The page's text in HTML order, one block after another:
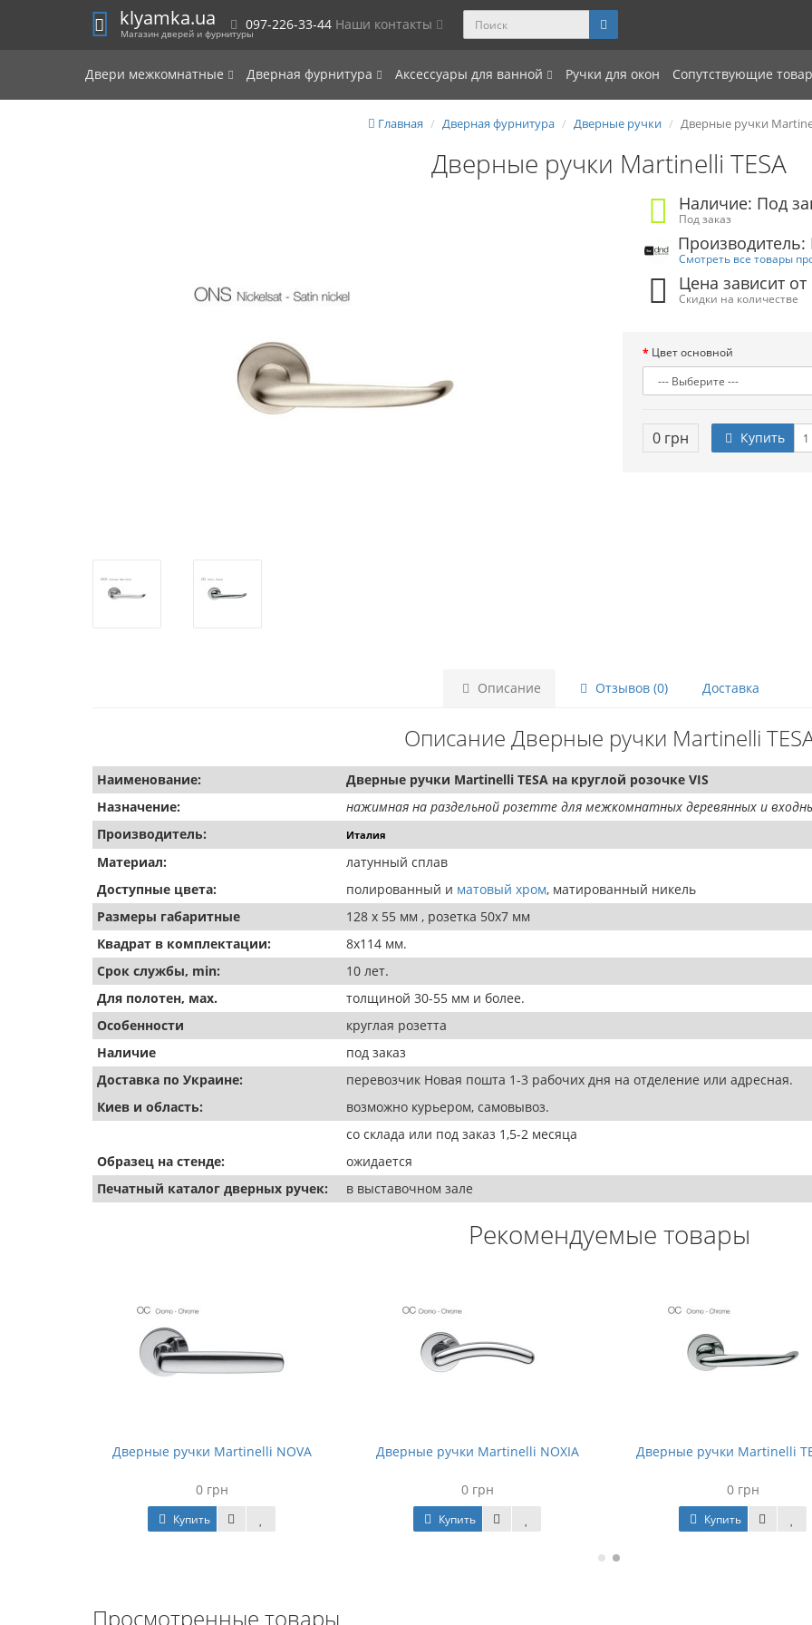
klyamka.ua
Магазин дверей и фурнитуры
097-226-33-44 Наши контакты
Двери межкомнатные Дверная фурнитура Аксессуары для ванной Ручки для окон Сопутствующие
Главная Дверная фурнитура Дверные ручки Дверные ручки
Дверные ручки Martinelli TESA
Наличие: Под
Под заказ
Смотреть все товары
Цена зависит
Скидки на количестве
Цвет основной
0 грн Купить
Описание Отзывов (0) Доставка
Описание Дверные ручки Martinelli
Наименование:
Дверные ручки Martinelli TESA на круглой розочке VIS
Назначение:
нажимная на раздельной розетте для межкомнатных деревянных и
Производитель:
Италия
Материал:
латунный сплав
Доступные цвета:
полированный и матовый хром, матированный никель
Размеры габаритные
128 х 55 мм , розетка 50х7 мм
Квадрат в комплектации:
8х114 мм.
Срок службы, min:
10 лет.
Для полотен, мах.
толщиной 30-55 мм и более.
Особенности
круглая розетта
Наличие
под заказ
Доставка по Украине:
перевозчик Новая пошта 1-3 рабочих дня на отделение или адресная.
Киев и область:
возможно курьером, самовывоз.
со склада или под заказ 1,5-2 месяца
Образец на стенде:
ожидается
Печатный каталог дверных ручек:
в выставочном зале
Рекомендуемые товары
Дверные ручки Martinelli NOVA
0 грн
Купить
Дверные ручки Martinelli NOXIA
0 грн
Купить
Дверные ручки Martinelli
0 грн
Купить
Просмотренные товары